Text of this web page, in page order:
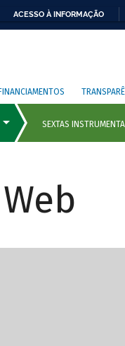
ACESSO À INFORMAÇÃO